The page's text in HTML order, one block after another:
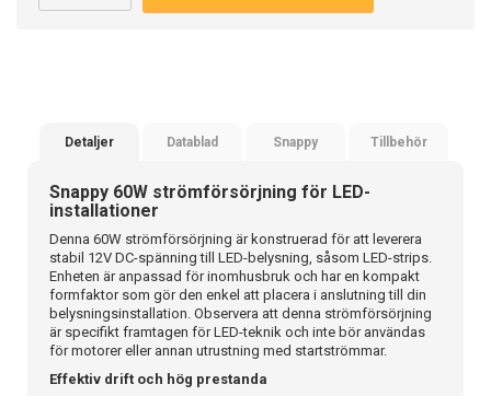
Detaljer Datablad Snappy Tillbehör
Snappy 60W strömförsörjning för LED-
installationer
Denna 60W strömförsörjning är konstruerad för att leverera
stabil 12V DC-spänning till LED-belysning, såsom LED-strips.
Enheten är anpassad för inomhusbruk och har en kompakt
formfaktor som gör den enkel att placera i anslutning till din
belysningsinstallation. Observera att denna strömförsörjning
är specifikt framtagen för LED-teknik och inte bör användas
för motorer eller annan utrustning med startströmmar.
Effektiv drift och hög prestanda